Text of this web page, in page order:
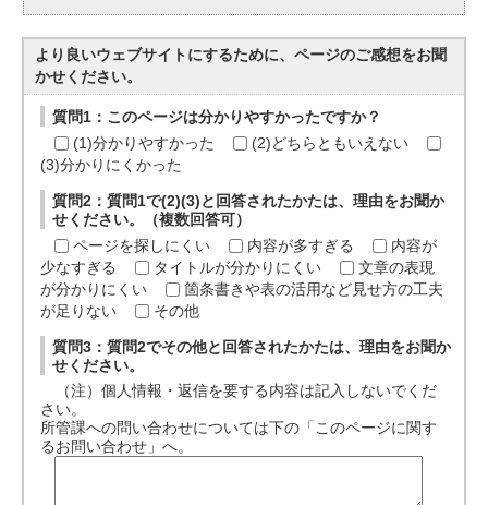
より良いウェブサイトにするために、ページのご感想をお聞
かせください。
質問1：このページは分かりやすかったですか？
(1)分かりやすかった
(2)どちらともいえない
(3)分かりにくかった
質問2：質問1で(2)(3)と回答されたかたは、理由をお聞か
せください。（複数回答可）
ページを探しにくい
内容が多すぎる
内容が
少なすぎる
タイトルが分かりにくい
文章の表現
が分かりにくい
箇条書きや表の活用など見せ方の工夫
が足りない
その他
質問3：質問2でその他と回答されたかたは、理由をお聞か
せください。
（注）個人情報・返信を要する内容は記入しないでくだ
さい。
所管課への問い合わせについては下の「このページに関す
るお問い合わせ」へ。